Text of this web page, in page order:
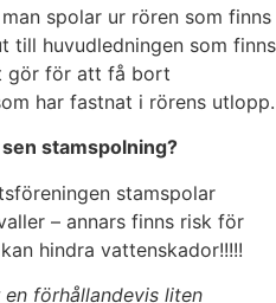
spolar ur rören som finns
till huvudledningen som finns
gör för att få bort
har fastnat i rörens utlopp.
stamspolning?
stamspolar
– annars finns risk för
hindra vattenskador!!!!!
en förhållandevis liten